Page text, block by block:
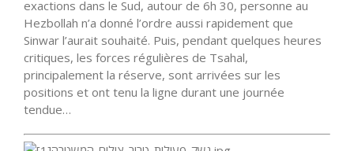
exactions dans le Sud, autour de 6h 30, personne au
Hezbollah n’a donné l’ordre aussi rapidement que
Sinwar l’aurait souhaité. Puis, pendant quelques heures
critiques, les forces régulières de Tsahal,
principalement la réserve, sont arrivées sur les
positions et ont tenu la ligne durant une journée
tendue…